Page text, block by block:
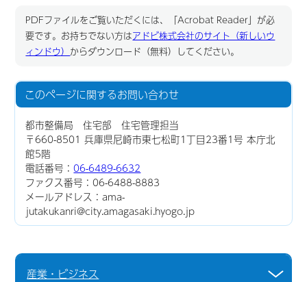
PDFファイルをご覧いただくには、「Acrobat Reader」が必
要です。お持ちでない方はアドビ株式会社のサイト（新しいウ
ィンドウ） からダウンロード（無料）してください。
このページに関するお問い合わせ
都市整備局 住宅部 住宅管理担当
〒660-8501 兵庫県尼崎市東七松町1丁目23番1号 本庁北
館5階
電話番号：06-6489-6632
ファクス番号：06-6488-8883
メールアドレス：ama-
jutakukanri@city.amagasaki.hyogo.jp
産業・ビジネス